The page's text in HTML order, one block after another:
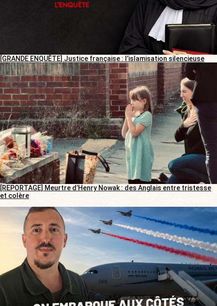
[GRANDE ENQUÊTE] Justice française : l’islamisation silencieuse
[REPORTAGE] Meurtre d’Henry Nowak : des Anglais entre tristesse
et colère